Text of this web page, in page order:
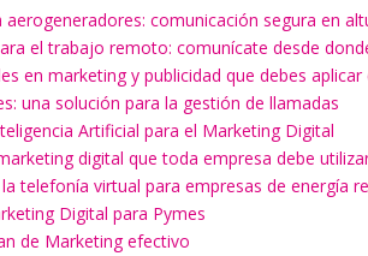
comunicación segura en
el trabajo remoto: comunícate desde
en marketing y publicidad que debes
una solución para la gestión de llamadas
Artificial para el Marketing Digital
digital que toda empresa debe
telefonía virtual para empresas de energía
Digital para Pymes
de Marketing efectivo